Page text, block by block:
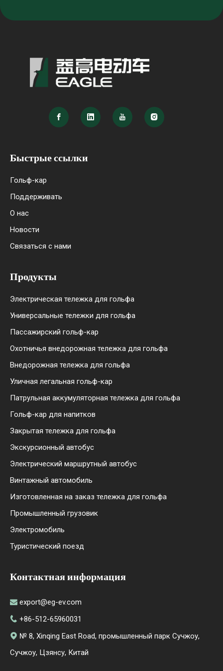
Быстрые ссылки
Гольф-кар
Поддерживать
О нас
Новости
Связаться с нами
Продукты
Электрическая тележка для гольфа
Универсальные тележки для гольфа
Пассажирский гольф-кар
Охотничья внедорожная тележка для гольфа
Внедорожная тележка для гольфа
Уличная легальная гольф-кар
Патрульная аккумуляторная тележка для гольфа
Гольф-кар для напитков
Закрытая тележка для гольфа
Экскурсионный автобус
Электрический маршрутный автобус
Винтажный автомобиль
Изготовленная на заказ тележка для гольфа
Промышленный грузовик
Электромобиль
Туристический поезд
Контактная информация
 export@eg-ev.com
 +86-512-65960031
 № 8, Xinqing East Road, промышленный парк Сучжоу,
Сучжоу, Цзянсу, Китай